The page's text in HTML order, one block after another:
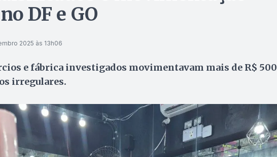
DF e GO
2025 às 13h06
e fábrica investigados movimentavam mais de R$ 500
irregulares.